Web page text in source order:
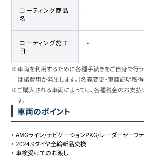
コーティング商品
名
-
コーティング施工
日
-
※車両を利用するために各種手続きをご自身で行う
は諸費用が発生します。（名義変更・車庫証明取得
※ご購入される車両によっては、各種税金のお支
す。
車両のポイント
・AMGライン/ナビゲーションPKG/レーダーセーフ
・2024.9タイヤ全輪新品交換
・車検受けてのお渡し